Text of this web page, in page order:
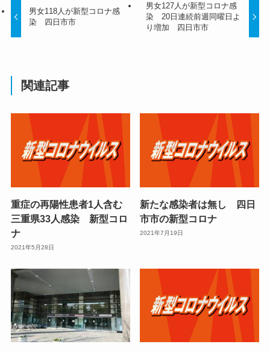
男女118人が新型コロナ感
染 四日市市
男女127人が新型コロナ感
染 20日連続前週同曜日よ
り増加 四日市市
関連記事
重症の再陽性患者1人含む
三重県33人感染 新型コロ
ナ
2021年5月28日
新たな感染者は無し 四日
市市の新型コロナ
2021年7月19日